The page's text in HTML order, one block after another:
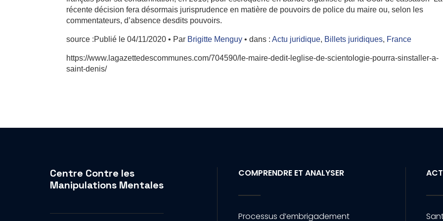
récente décision fera désormais jurisprudence en matière de pouvoirs de police du maire ou, selon les
commentateurs, d’absence desdits pouvoirs.
source :Publié le 04/11/2020 • Par Brigitte Menguy • dans :Actu juridique, Billets juridiques, France
https://www.lagazettedescommunes.com/704590/le-maire-dedit-leglise-de-scientologie-pourra-sinstaller-a-
saint-denis/
Centre Contre les
Manipulations Mentales
COMPRENDRE ET ANALYSER
Processus d’embrigadement